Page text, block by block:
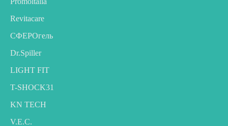
Revitacare
CФЕРОгель
Dr.Spiller
LIGHT FIT
T-SHOCK31
KN TECH
V.E.C.